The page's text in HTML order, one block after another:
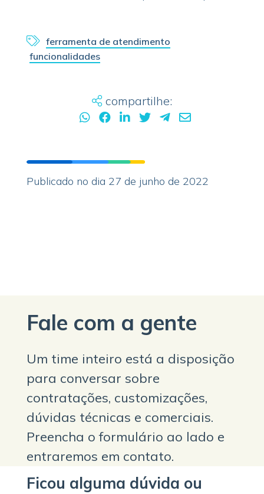
ferramenta de atendimento
funcionalidades
compartilhe:
Publicado no dia 27 de junho de 2022
Fale com a gente
Um time inteiro está a disposição
para conversar sobre
contratações, customizações,
dúvidas técnicas e comerciais.
Preencha o formulário ao lado e
entraremos em contato.
Ficou alguma dúvida ou